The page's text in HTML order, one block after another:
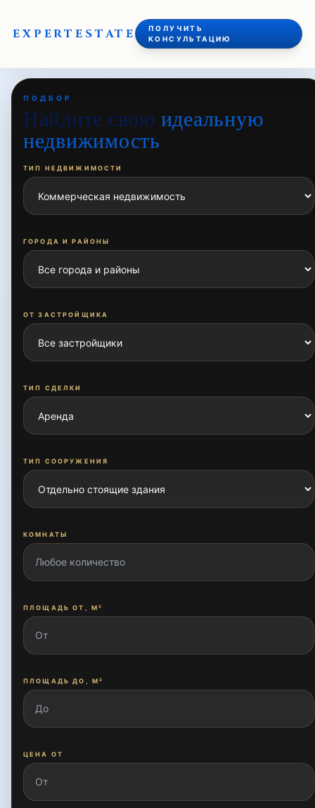
EXPERTESTATE
ПОЛУЧИТЬ
КОНСУЛЬТАЦИЮ
ПОДБОР
Найдите свою идеальную
недвижимость
ТИП НЕДВИЖИМОСТИ
ГОРОДА И РАЙОНЫ
ОТ ЗАСТРОЙЩИКА
ТИП СДЕЛКИ
ТИП СООРУЖЕНИЯ
КОМНАТЫ
ПЛОЩАДЬ ОТ, М²
ПЛОЩАДЬ ДО, М²
ЦЕНА ОТ